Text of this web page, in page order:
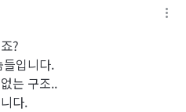
?
입니다.
는 구조..
다.